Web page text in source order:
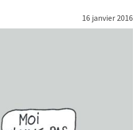
16 janvier 2016